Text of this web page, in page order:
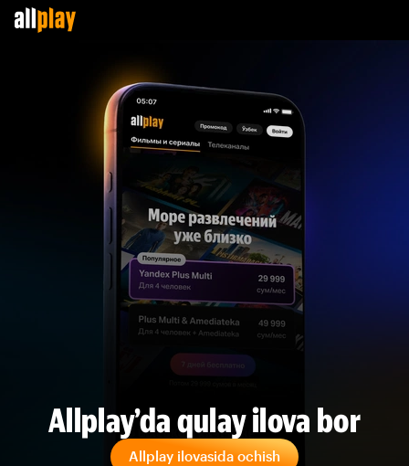
Allplay’da qulay ilova bor
Allplay ilovasida ochish